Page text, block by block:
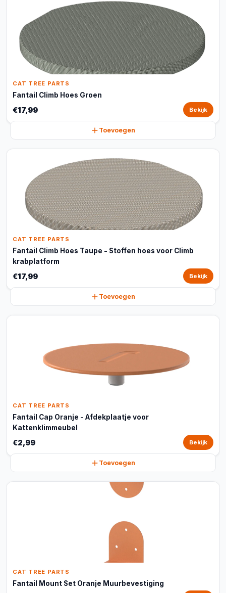
CAT TREE PARTS
Fantail Climb Hoes Groen
€17,99 Bekijk
Toevoegen
CAT TREE PARTS
Fantail Climb Hoes Taupe - Stoffen hoes voor Climb
krabplatform
€17,99 Bekijk
Toevoegen
CAT TREE PARTS
Fantail Cap Oranje - Afdekplaatje voor
Kattenklimmeubel
€2,99 Bekijk
Toevoegen
CAT TREE PARTS
Fantail Mount Set Oranje Muurbevestiging